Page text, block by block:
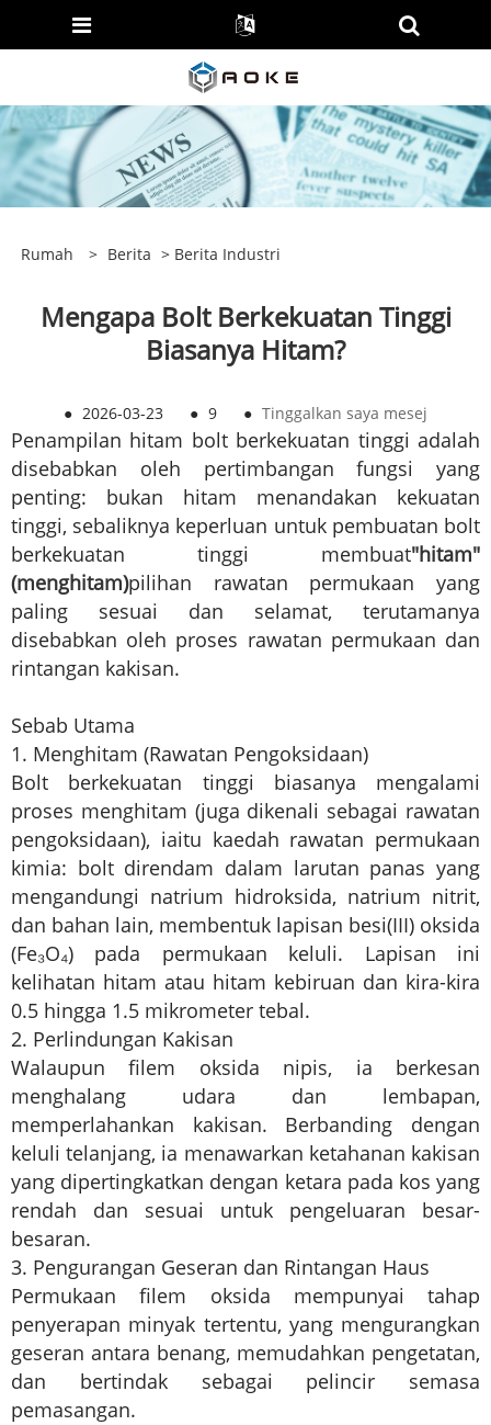
Rumah > Berita > Berita Industri
Mengapa Bolt Berkekuatan Tinggi
Biasanya Hitam?
● 2026-03-23 ● 9 ● Tinggalkan saya mesej
Penampilan hitam bolt berkekuatan tinggi adalah
disebabkan oleh pertimbangan fungsi yang
penting: bukan hitam menandakan kekuatan
tinggi, sebaliknya keperluan untuk pembuatan bolt
berkekuatan tinggi membuat"hitam"
(menghitam)pilihan rawatan permukaan yang
paling sesuai dan selamat, terutamanya
disebabkan oleh proses rawatan permukaan dan
rintangan kakisan.
Sebab Utama
1. Menghitam (Rawatan Pengoksidaan)
Bolt berkekuatan tinggi biasanya mengalami
proses menghitam (juga dikenali sebagai rawatan
pengoksidaan), iaitu kaedah rawatan permukaan
kimia: bolt direndam dalam larutan panas yang
mengandungi natrium hidroksida, natrium nitrit,
dan bahan lain, membentuk lapisan besi(III) oksida
(Fe₃O₄) pada permukaan keluli. Lapisan ini
kelihatan hitam atau hitam kebiruan dan kira-kira
0.5 hingga 1.5 mikrometer tebal.
2. Perlindungan Kakisan
Walaupun filem oksida nipis, ia berkesan
menghalang udara dan lembapan,
memperlahankan kakisan. Berbanding dengan
keluli telanjang, ia menawarkan ketahanan kakisan
yang dipertingkatkan dengan ketara pada kos yang
rendah dan sesuai untuk pengeluaran besar-
besaran.
3. Pengurangan Geseran dan Rintangan Haus
Permukaan filem oksida mempunyai tahap
penyerapan minyak tertentu, yang mengurangkan
geseran antara benang, memudahkan pengetatan,
dan bertindak sebagai pelincir semasa
pemasangan.